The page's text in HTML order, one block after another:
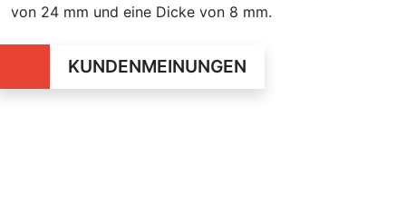
von 24 mm und eine Dicke von 8 mm.
KUNDENMEINUNGEN